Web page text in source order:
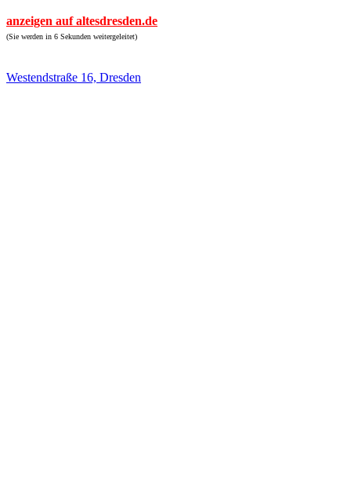
anzeigen auf altesdresden.de
(Sie werden in 6 Sekunden weitergeleitet)
Westendstraße 16, Dresden